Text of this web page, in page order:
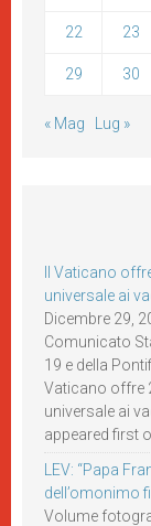
22 23
29 30
« Mag Lug »
Il Vaticano
universale ai
Dicembre 29,
Comunicato
19 e della
Vaticano offre
universale ai
appeared first
LEV: “Papa
dell’omonimo
Volume